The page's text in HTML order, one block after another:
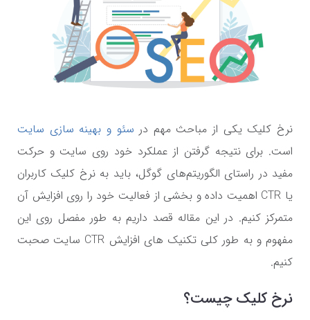
نرخ کلیک یکی از مباحث مهم در سئو و بهینه سازی سایت
است. برای نتیجه گرفتن از عملکرد خود روی سایت و حرکت
مفید در راستای الگوریتم‌های گوگل، باید به نرخ کلیک کاربران
یا CTR اهمیت داده و بخشی از فعالیت خود را روی افزایش آن
متمرکز کنیم. در این مقاله قصد داریم به طور مفصل روی این
مفهوم و به طور کلی تکنیک های افزایش CTR سایت صحبت
کنیم.
نرخ کلیک چیست؟